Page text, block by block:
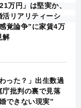
万円」は堅実か、
リアリティーシ
覚論争”に家賃4万
解
った？」出生数過
批判の裏で見落
できない現実”